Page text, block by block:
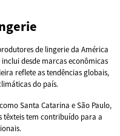
de lingerie da América
desde marcas econômicas
reflete as tendências globais,
do país.
Santa Catarina e São Paulo,
têxteis tem contribuído para a